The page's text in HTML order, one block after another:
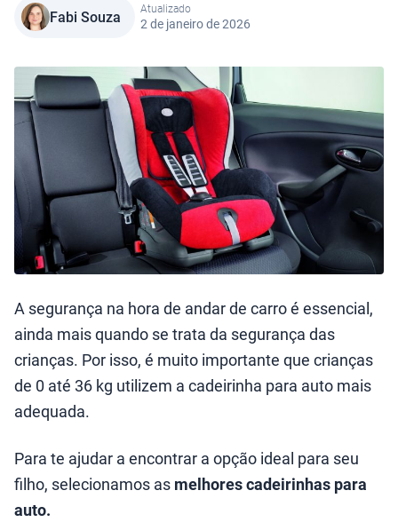
Fabi Souza Atualizado
2 de janeiro de 2026
A segurança na hora de andar de carro é essencial,
ainda mais quando se trata da segurança das
crianças. Por isso, é muito importante que crianças
de 0 até 36 kg utilizem a cadeirinha para auto mais
adequada.
Para te ajudar a encontrar a opção ideal para seu
filho, selecionamos as melhores cadeirinhas para
auto.